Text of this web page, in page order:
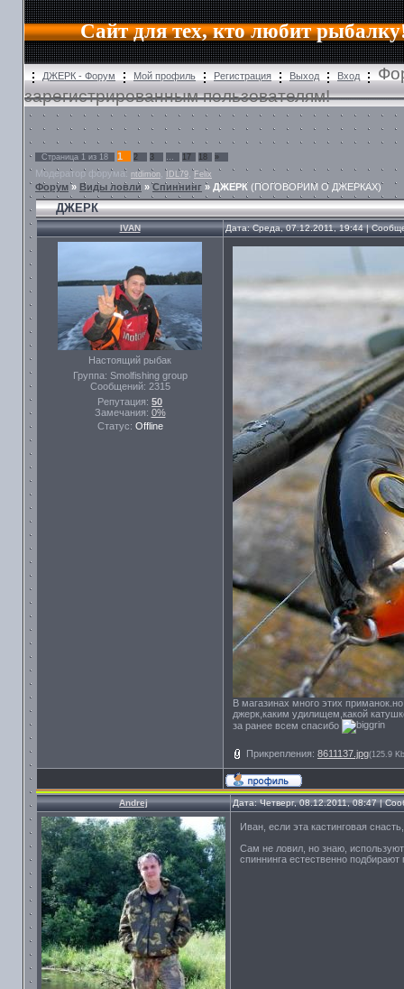
Сайт для тех, кто любит
ДЖЕРК - Форум Мой профиль Регистрация Выход Вход
зарегистрированным пользователям!
Страница 1 из 18 1 2 3 … 17 18 »
Модератор форума: ntdimon , IDL79 , Felix
Форум» Виды ловли »Спиннинг » ДЖЕРК (ПОГОВОРИМ О ДЖЕРКАХ)
ДЖЕРК
IVAN Дата: Среда, 07.12.2011, 19:44 |
Настоящий рыбак
Группа: Smolfishing group
Сообщений: 2315
Репутация: 50
Замечания: 0%
Статус: Offline
В магазинах много этих
джерк,каким удилищем,какой
за ранее всем спасибо
Прикрепления: 8611137.jpg(125.9
Andrej Дата: Четверг, 08.12.2011, 08:47 |
Иван, если эта кастинговая
Сам не ловил, но знаю,
спиннинга естественно